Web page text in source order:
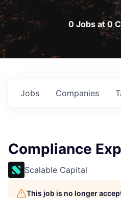
0 Jobs at 0
Jobs Companies
Compliance
Scalable Capital
This job is no longer